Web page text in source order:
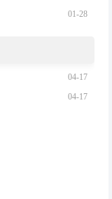
01-28
04-17
04-17